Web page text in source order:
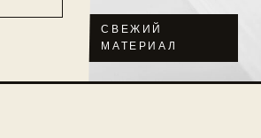
СВЕЖИЙ
МАТЕРИАЛ